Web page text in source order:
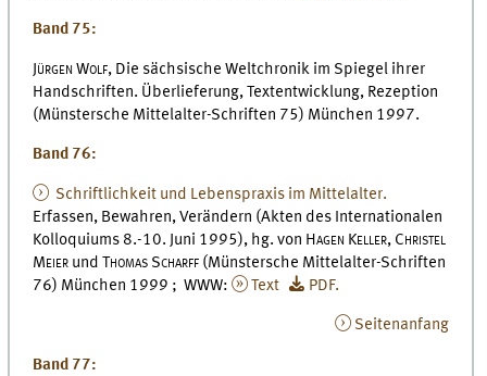
Band 75:
Jürgen Wolf, Die sächsische Weltchronik im Spiegel ihrer
Handschriften. Überlieferung, Textentwicklung, Rezeption
(Münstersche Mittelalter-Schriften 75) München 1997.
Band 76:
Schriftlichkeit und Lebenspraxis im Mittelalter.
Erfassen, Bewahren, Verändern (Akten des Internationalen
Kolloquiums 8.-10. Juni 1995), hg. von Hagen Keller, Christel
Meier undThomas Scharff (Münstersche Mittelalter-Schriften
76) München 1999 ; WWW:
Text PDF.
Seitenanfang
Band 77: